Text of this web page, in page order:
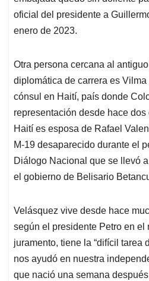
oficial del presidente a
enero de 2023.
Otra persona cercana al
diplomática de carrera es
cónsul en Haití, país donde
representación desde hace
Haití es esposa de Rafael
M-19 desaparecido durante el
Diálogo Nacional que se llevó
el gobierno de Belisario
Velásquez vive desde hace
según el presidente Petro en el
juramento, tiene la “difícil tarea
nos ayudó en nuestra
que nació una semana